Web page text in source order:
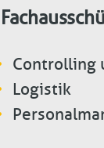
Controlling
Logistik